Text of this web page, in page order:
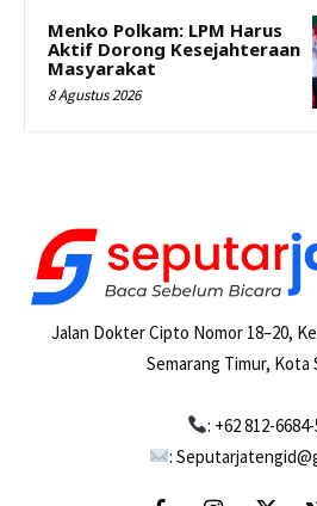
Menko Polkam: LPM Harus
Aktif Dorong Kesejahteraan
Masyarakat
8 Agustus 2026
Jalan Dokter Cipto Nomor 18–20,
Semarang Timur, Kota
: +62 812-
: